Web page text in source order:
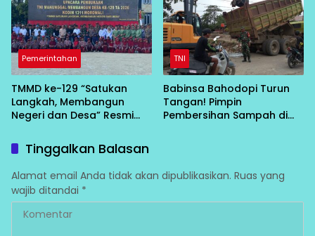
Pemerintahan
TMMD ke-129 “Satukan
Langkah, Membangun
Negeri dan Desa” Resmi
TNI
Babinsa Bahodopi Turun
Tangan! Pimpin
Pembersihan Sampah di
Tinggalkan Balasan
Alamat email Anda tidak akan dipublikasikan. Ruas yang
wajib ditandai *